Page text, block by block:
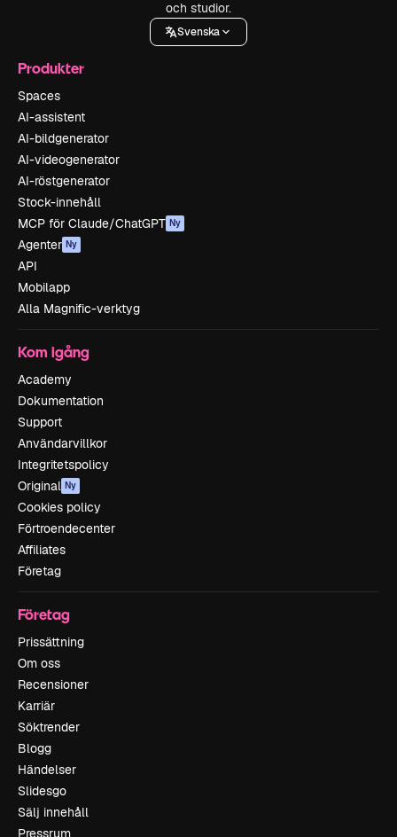
och studior.
Svenska
Produkter
Spaces
AI-assistent
AI-bildgenerator
AI-videogenerator
AI-röstgenerator
Stock-innehåll
MCP för Claude/ChatGPT Ny
Agenter Ny
API
Mobilapp
Alla Magnific-verktyg
Kom igång
Academy
Dokumentation
Support
Användarvillkor
Integritetspolicy
Original Ny
Cookies policy
Förtroendecenter
Affiliates
Företag
Företag
Prissättning
Om oss
Recensioner
Karriär
Söktrender
Blogg
Händelser
Slidesgo
Sälj innehåll
Pressrum